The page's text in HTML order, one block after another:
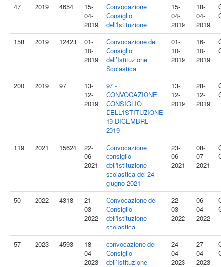
47 2019 4654
15-
04-
2019
Convocazione
Consiglio
dell'Istituzione
15-
04-
2019
18-
04-
2019
158 2019 12423
01-
10-
2019
Convocazione del
Consiglio
dell’Istituzione
Scolastica
01-
10-
2019
16-
10-
2019
200 2019 97
13-
12-
2019
97 -
CONVOCAZIONE
CONSIGLIO
DELL'ISTITUZIONE
19 DICEMBRE
2019
13-
12-
2019
28-
12-
2019
119 2021 15624
22-
06-
2021
Convocazione
consiglio
dell'Istituzione
scolastica del 24
giugno 2021
23-
06-
2021
08-
07-
2021
50 2022 4318
21-
03-
2022
Convocazione del
Consiglio
dell'Istituzione
scolastica
22-
03-
2022
06-
04-
2022
57 2023 4593
18-
04-
2023
convocazione del
Consiglio
dell’Istituzione
24-
04-
2023
27-
04-
2023